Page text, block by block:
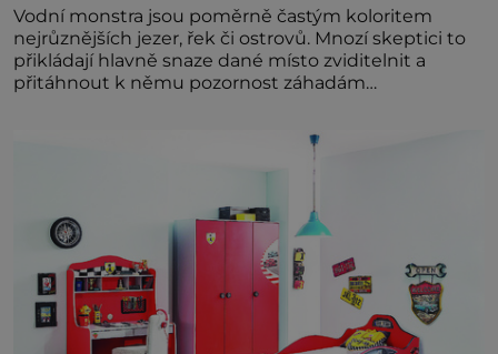
Vodní monstra jsou poměrně častým koloritem
nejrůznějších jezer, řek či ostrovů. Mnozí skeptici to
přikládají hlavně snaze dané místo zviditelnit a
přitáhnout k němu pozornost záhadám